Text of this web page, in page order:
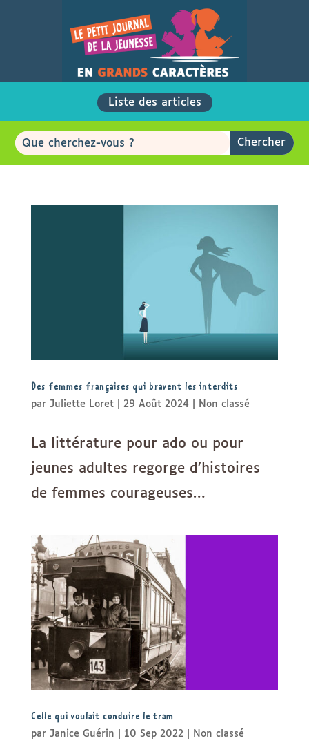
Liste des articles
Des femmes françaises qui bravent les interdits
par Juliette Loret| 29 Août 2024 Non classé
La littérature pour ado ou pour
jeunes adultes regorge d’histoires
de femmes courageuses…
Celle qui voulait conduire le tram
par Janice Guérin 10 Sep 2022| Non classé